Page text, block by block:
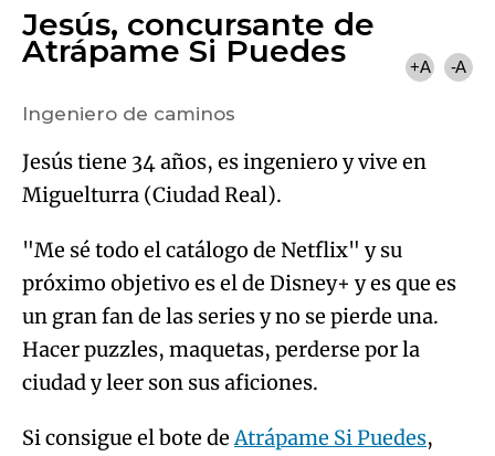
Email
del
artículo
Jesús, concursante de
Atrápame Si Puedes +A -A
Ingeniero de caminos
Jesús tiene 34 años, es ingeniero y vive en
Miguelturra (Ciudad Real).
"Me sé todo el catálogo de Netflix" y su
próximo objetivo es el de Disney+ y es que es
un gran fan de las series y no se pierde una.
Hacer puzzles, maquetas, perderse por la
ciudad y leer son sus aficiones.
Si consigue el bote deAtrápame Si Puedes,